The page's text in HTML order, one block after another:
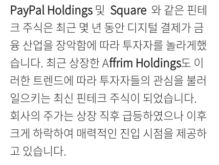
PayPal Holdings및 Square 와 같은 핀테
크 주식은 최근 몇 년 동안 디지털 결제가 금
융 산업을 장악함에 따라 투자자를 놀라게했
습니다. 최근 상장한 Affrim Holdings도 이
러한 트렌드에 따라 투자자들의 관심을 불러
일으키는 최신 핀테크 주식이 되었습니다.
회사의 주가는 상장 직후 급등하였으나 이후
크게 하락하여 매력적인 진입 시점을 제공하
고 있습니다.